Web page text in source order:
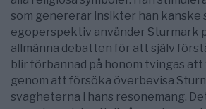
som genererar insikter han kanske
egoperspektiv använder Sturmark
allmänna debatten för att själv
blir förbannad på honom tvingas
genom att försöka överbevisa
svagheterna i hans resonemang.